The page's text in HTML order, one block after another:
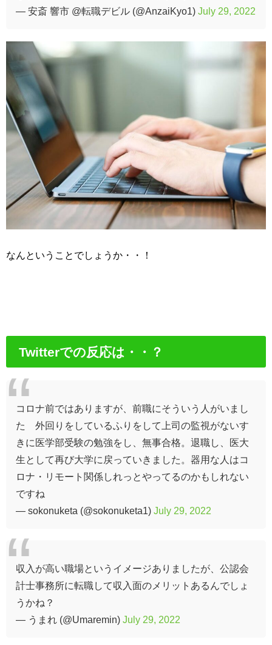
— 安斎 響市 @転職デビル (@AnzaiKyo1) July 29, 2022
なんということでしょうか・・！
Twitterでの反応は・・？
コロナ前ではありますが、前職にそういう人がいまし
た 外回りをしているふりをして上司の監視がないす
きに医学部受験の勉強をし、無事合格。退職し、医大
生として再び大学に戻っていきました。器用な人はコ
ロナ・リモート関係しれっとやってるのかもしれない
ですね
— sokonuketa (@sokonuketa1) July 29, 2022
収入が高い職場というイメージありましたが、公認会
計士事務所に転職して収入面のメリットあるんでしょ
うかね？
— うまれ (@Umaremin) July 29, 2022